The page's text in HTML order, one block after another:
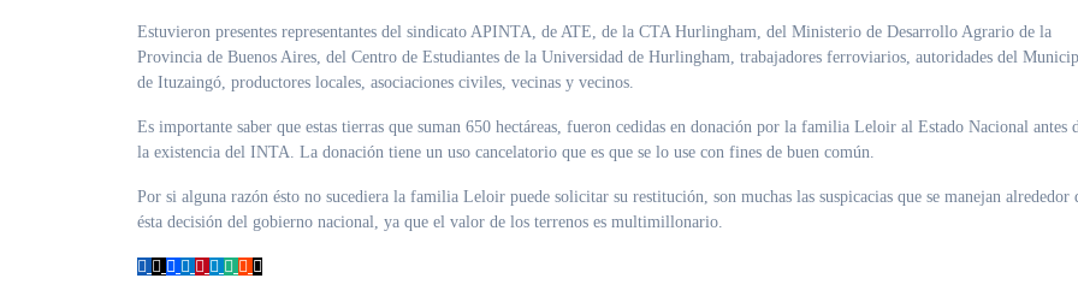
Estuvieron presentes representantes del sindicato APINTA, de ATE, de la CTA Hurlingham, del Ministerio de Desarrollo Agrario de la
Provincia de Buenos Aires, del Centro de Estudiantes de la Universidad de Hurlingham, trabajadores ferroviarios, autoridades del
de Ituzaingó, productores locales, asociaciones civiles, vecinas y vecinos.
Es importante saber que estas tierras que suman 650 hectáreas, fueron cedidas en donación por la familia Leloir al Estado Nacional antes
la existencia del INTA. La donación tiene un uso cancelatorio que es que se lo use con fines de buen común.
Por si alguna razón ésto no sucediera la familia Leloir puede solicitar su restitución, son muchas las suspicacias que se manejan alrededor
ésta decisión del gobierno nacional, ya que el valor de los terrenos es multimillonario.